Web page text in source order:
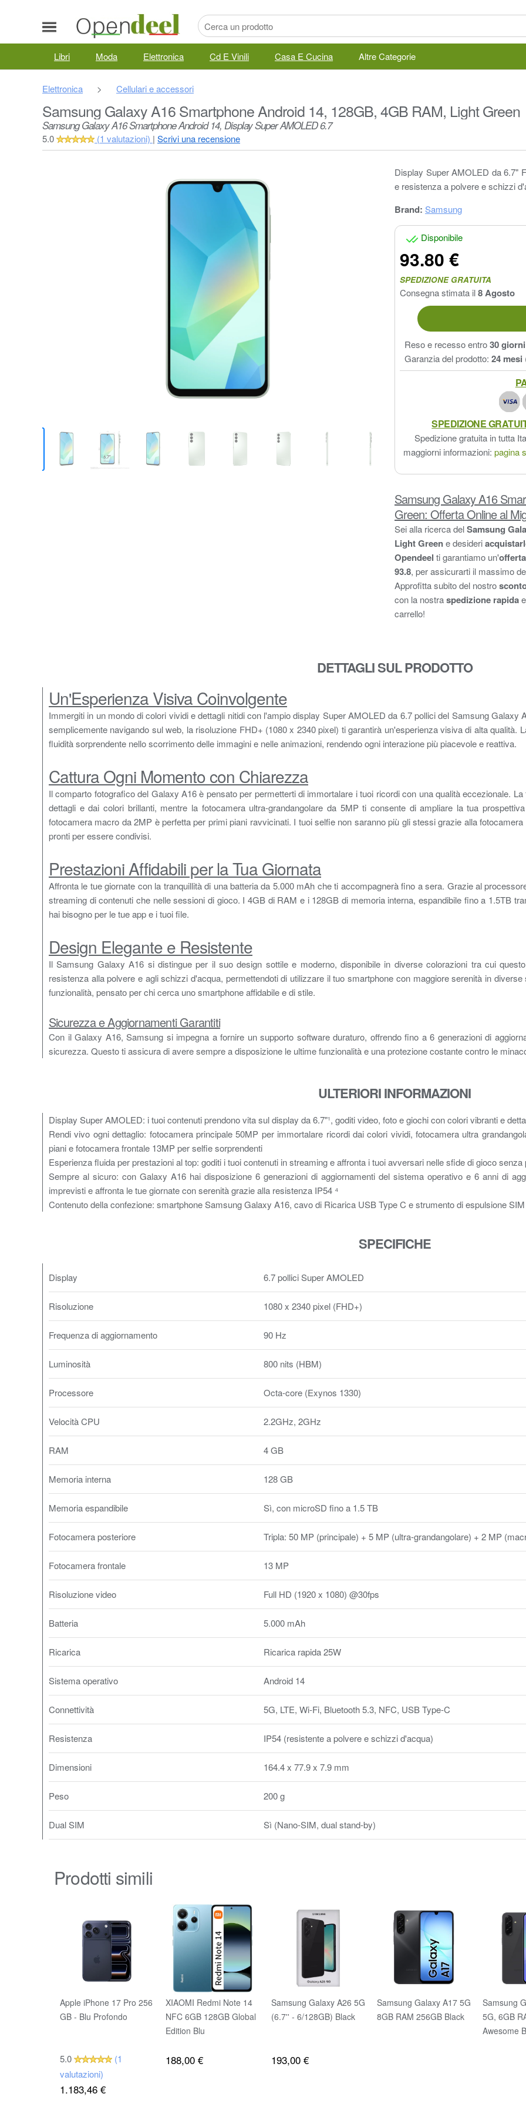
Libri Moda Elettronica Cd E Vinili Casa E Cucina Altre Categorie
Elettronica > Cellulari e accessori
Samsung Galaxy A16 Smartphone Android 14, 128GB, 4GB RAM, Light Green
Samsung Galaxy A16 Smartphone Android 14, Display Super AMOLED 6.7
5.0 (1 valutazioni) | Scrivi una recensione
Display Super AMOLED da 6.7"
e resistenza a polvere e schizzi
Brand: Samsung
Disponibile
93.80 €
SPEDIZIONE GRATUITA
Consegna stimata il8 Agosto
Reso e recesso entro30 giorni
Garanzia del prodotto: 24 mesi
SPEDIZIONE
Spedizione gratuita in tutta
maggiorni informazioni: pagina
Samsung Galaxy A16
Green: Offerta Online al
Sei alla ricerca delSamsung
Light Greene desideri
Opendeel ti garantiamo un'
93.8, per assicurarti il massimo
Approfitta subito del nostro
con la nostraspedizione rapida
carrello!
DETTAGLI SUL PRODOTTO
Un'Esperienza Visiva Coinvolgente
Immergiti in un mondo di colori vividi e dettagli nitidi con l'ampio display Super AMOLED da 6.7 pollici del Samsung Galaxy
semplicemente navigando sul web, la risoluzione FHD+ (1080 x 2340 pixel) ti garantirà un'esperienza visiva di alta qualità.
fluidità sorprendente nello scorrimento delle immagini e nelle animazioni, rendendo ogni interazione più piacevole e reattiva.
Cattura Ogni Momento con Chiarezza
Il comparto fotografico del Galaxy A16 è pensato per permetterti di immortalare i tuoi ricordi con una qualità eccezionale.
dettagli e dai colori brillanti, mentre la fotocamera ultra-grandangolare da 5MP ti consente di ampliare la tua
fotocamera macro da 2MP è perfetta per primi piani ravvicinati. I tuoi selfie non saranno più gli stessi grazie alla
pronti per essere condivisi.
Prestazioni Affidabili per la Tua Giornata
Affronta le tue giornate con la tranquillità di una batteria da 5.000 mAh che ti accompagnerà fino a sera. Grazie al
streaming di contenuti che nelle sessioni di gioco. I 4GB di RAM e i 128GB di memoria interna, espandibile fino a 1.5TB
hai bisogno per le tue app e i tuoi file.
Design Elegante e Resistente
Il Samsung Galaxy A16 si distingue per il suo design sottile e moderno, disponibile in diverse colorazioni tra cui
resistenza alla polvere e agli schizzi d'acqua, permettendoti di utilizzare il tuo smartphone con maggiore serenità in
funzionalità, pensato per chi cerca uno smartphone affidabile e di stile.
Sicurezza e Aggiornamenti Garantiti
Con il Galaxy A16, Samsung si impegna a fornire un supporto software duraturo, offrendo fino a 6 generazioni di
sicurezza. Questo ti assicura di avere sempre a disposizione le ultime funzionalità e una protezione costante contro le
ULTERIORI INFORMAZIONI
Display Super AMOLED: i tuoi contenuti prendono vita sul display da 6.7"¹, goditi video, foto e giochi con colori vibranti e
Rendi vivo ogni dettaglio: fotocamera principale 50MP per immortalare ricordi dai colori vividi, fotocamera ultra
piani e fotocamera frontale 13MP per selfie sorprendenti
Esperienza fluida per prestazioni al top: goditi i tuoi contenuti in streaming e affronta i tuoi avversari nelle sfide di gioco senza
Sempre al sicuro: con Galaxy A16 hai disposizione 6 generazioni di aggiornamenti del sistema operativo e 6 anni di
imprevisti e affronta le tue giornate con serenità grazie alla resistenza IP54 ⁴
Contenuto della confezione: smartphone Samsung Galaxy A16, cavo di Ricarica USB Type C e strumento di espulsione SIM
SPECIFICHE
Display 6.7 pollici Super AMOLED
Risoluzione 1080 x 2340 pixel (FHD+)
Frequenza di aggiornamento 90 Hz
Luminosità 800 nits (HBM)
Processore Octa-core (Exynos 1330)
Velocità CPU 2.2GHz, 2GHz
RAM 4 GB
Memoria interna 128 GB
Memoria espandibile Sì, con microSD fino a 1.5 TB
Fotocamera posteriore Tripla: 50 MP (principale) + 5 MP (ultra-grandangolare) + 2 MP
Fotocamera frontale 13 MP
Risoluzione video Full HD (1920 x 1080) @30fps
Batteria 5.000 mAh
Ricarica Ricarica rapida 25W
Sistema operativo Android 14
Connettività 5G, LTE, Wi-Fi, Bluetooth 5.3, NFC, USB Type-C
Resistenza IP54 (resistente a polvere e schizzi d'acqua)
Dimensioni 164.4 x 77.9 x 7.9 mm
Peso 200 g
Dual SIM Sì (Nano-SIM, dual stand-by)
Prodotti simili
Apple iPhone 17 Pro 256
GB - Blu Profondo
5.0
(1
valutazioni)
1.183,46 €
XIAOMI Redmi Note 14
NFC 6GB 128GB Global
Edition Blu
188,00 €
Samsung Galaxy A26 5G
(6.7'' - 6/128GB) Black
193,00 €
Samsung Galaxy A17 5G
8GB RAM 256GB Black
Samsung
5G, 6GB
Awesome